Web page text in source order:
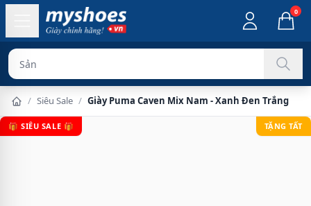
0
Sản phẩm chính
/ Siêu Sale / Giày Puma Caven Mix Nam - Xanh Đen Trắng
🎁 SIÊU SALE 🎁 TẶNG TẤT